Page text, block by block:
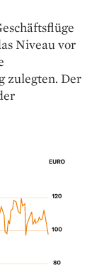
Niveau vor
zulegten. Der